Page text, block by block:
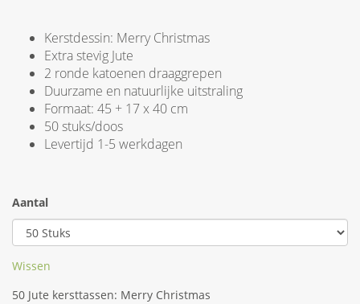
Kerstdessin: Merry Christmas
Extra stevig Jute
2 ronde katoenen draaggrepen
Duurzame en natuurlijke uitstraling
Formaat: 45 + 17 x 40 cm
50 stuks/doos
Levertijd 1-5 werkdagen
Aantal
Wissen
50 Jute kersttassen: Merry Christmas